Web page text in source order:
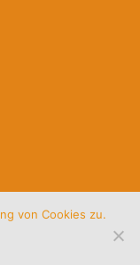
von Cookies zu.